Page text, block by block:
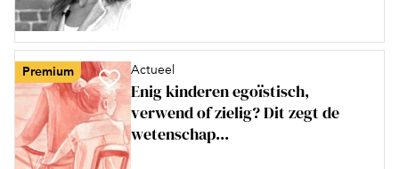
Premium Actueel
Enig kinderen egoïstisch,
verwend of zielig? Dit zegt de
wetenschap...